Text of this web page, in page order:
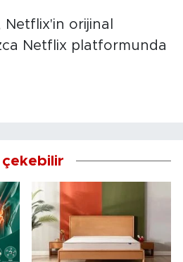
Netflix'in orijinal
Netflix platformunda
çekebilir